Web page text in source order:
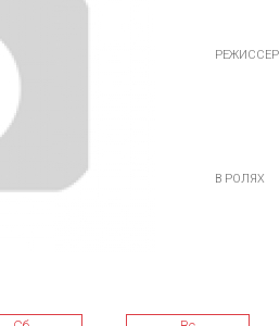
РЕЖИССЕР
В РОЛЯХ